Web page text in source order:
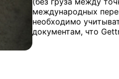
международных
необходимо
документам, что